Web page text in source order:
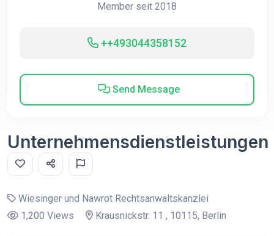
Member seit 2018
++493044358152
Send Message
Unternehmensdienstleistungen
Wiesinger und Nawrot Rechtsanwaltskanzlei
1,200 Views
Krausnickstr. 11 , 10115, Berlin